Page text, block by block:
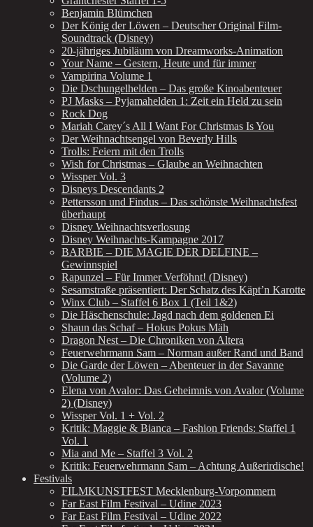
Benjamin Blümchen
Der König der Löwen – Deutscher Original Film-
Soundtrack (Disney)
20-jähriges Jubiläum von Dreamworks-Animation
Your Name – Gestern, Heute und für immer
Vampirina Volume 1
Die Dschungelhelden – Das große Kinoabenteuer
PJ Masks – Pyjamahelden 1: Zeit ein Held zu sein
Rock Dog
Mariah Carey´s All I Want For Christmas Is You
Der Weihnachtsengel von Beverly Hills
Trolls: Feiern mit den Trolls
Wish for Christmas – Glaube an Weihnachten
Wissper Vol. 3
Disneys Descendants 2
Pettersson und Findus – Das schönste Weihnachtsfest
überhaupt
Disney Weihnachtsverlosung
Disney Weihnachts-Kampagne 2017
BARBIE – DIE MAGIE DER DELFINE –
Gewinnspiel
Rapunzel – Für Immer Verföhnt! (Disney)
Sesamstraße präsentiert: Der Schatz des Käpt’n Karotte
Winx Club – Staffel 6 Box 1 (Teil 1&2)
Die Häschenschule: Jagd nach dem goldenen Ei
Shaun das Schaf – Hokus Pokus Mäh
Dragon Nest – Die Chroniken von Altera
Feuerwehrmann Sam – Norman außer Rand und Band
Die Garde der Löwen – Abenteuer in der Savanne
(Volume 2)
Elena von Avalor: Das Geheimnis von Avalor (Volume
2) (Disney)
Wissper Vol. 1 + Vol. 2
Kritik: Maggie & Bianca – Fashion Friends: Staffel 1
Vol. 1
Mia and Me – Staffel 3 Vol. 2
Kritik: Feuerwehrmann Sam – Achtung Außerirdische!
Festivals
FILMKUNSTFEST Mecklenburg-Vorpommern
Far East Film Festival – Udine 2023
Far East Film Festival – Udine 2022